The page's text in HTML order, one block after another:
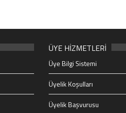
ÜYE HİZMETLERİ
Üye Bilgi Sistemi
Üyelik Koşulları
Üyelik Başvurusu